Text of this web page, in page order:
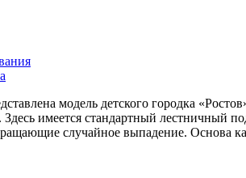
модель детского городка
имеется стандартный лестничный
случайное выпадение. Основа